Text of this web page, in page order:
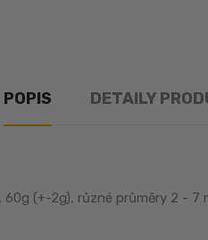
POPIS DETAILY
(+-2g), různé průměry 2 - 7